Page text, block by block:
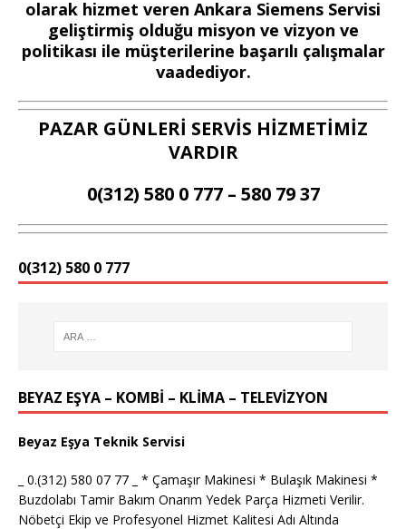
olarak hizmet veren Ankara Siemens Servisi
geliştirmiş olduğu misyon ve vizyon ve
politikası ile müşterilerine başarılı çalışmalar
vaadediyor.
PAZAR GÜNLERİ SERVİS HİZMETİMİZ
VARDIR
0(312) 580 0 777 – 580 79 37
0(312) 580 0 777
BEYAZ EŞYA – KOMBİ – KLİMA – TELEVİZYON
Beyaz Eşya Teknik Servisi
_ 0.(312) 580 07 77 _ * Çamaşır Makinesi * Bulaşık Makinesi *
Buzdolabı Tamir Bakım Onarım Yedek Parça Hizmeti Verilir.
Nöbetçi Ekip ve Profesyonel Hizmet Kalitesi Adı Altında